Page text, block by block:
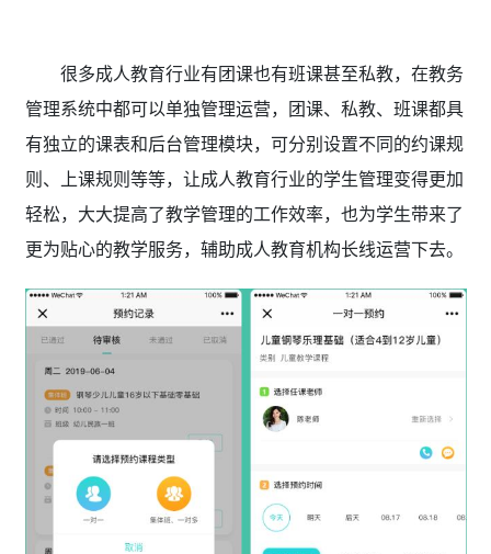
很多成人教育行业有团课也有班课甚至私教，在教务
管理系统中都可以单独管理运营，团课、私教、班课都具
有独立的课表和后台管理模块，可分别设置不同的约课规
则、上课规则等等，让成人教育行业的学生管理变得更加
轻松，大大提高了教学管理的工作效率，也为学生带来了
更为贴心的教学服务，辅助成人教育机构长线运营下去。